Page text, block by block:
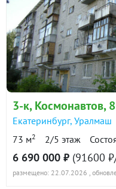
3-к, Космонавтов,
Екатеринбург, Уралмаш
73 м2 2/5 этаж
6 690 000 ₽ (91600
размещено: 22.07.2026 ,